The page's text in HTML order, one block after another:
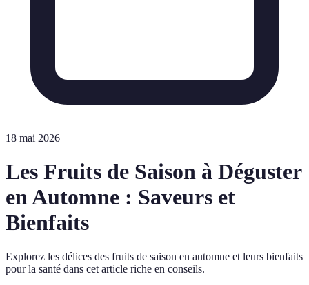
18 mai 2026
Les Fruits de Saison à Déguster
en Automne : Saveurs et
Bienfaits
Explorez les délices des fruits de saison en automne et leurs bienfaits
pour la santé dans cet article riche en conseils.